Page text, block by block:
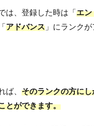
は、登録した時は「 エン
アドバンス 」にランク
ば、 そのランクの方に
とができます。